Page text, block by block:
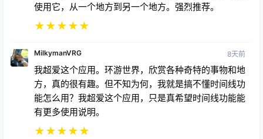
使用它，从一个地方到另一个地方。强烈推荐。
★★★★★
MilkymanVRG 8天前
我超爱这个应用。环游世界，欣赏各种奇特的事物和地
方，真的很有趣。但不知为何，我就是搞不懂时间线功
能怎么用？我超爱这个应用，只是真希望时间线功能能
有更多使用说明。
★★★★★